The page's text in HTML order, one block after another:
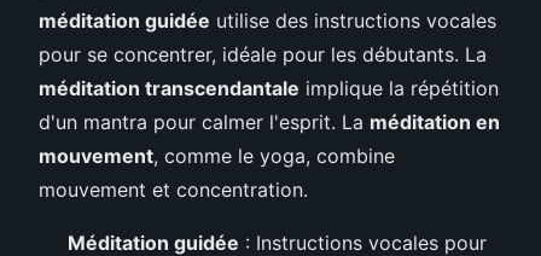
méditation guidée utilise des instructions vocales
pour se concentrer, idéale pour les débutants. La
méditation transcendantale implique la répétition
d'un mantra pour calmer l'esprit. La méditation en
mouvement, comme le yoga, combine
mouvement et concentration.
Méditation guidée : Instructions vocales pour